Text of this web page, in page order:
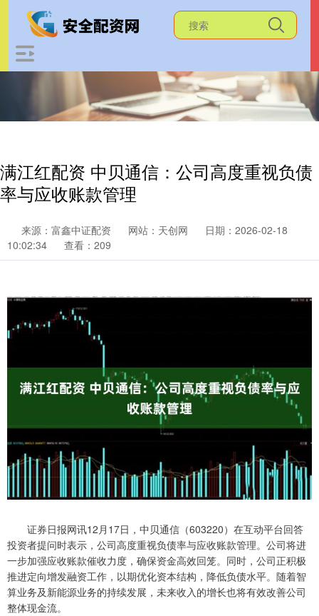
满江红配资 中贝通信：公司高度重视负债
率与应收账款管理
来源：富鑫中证配资 网站：天创网
日期：2026-02-18
10:02:34
查看：209
证券日报网讯12月17日，中贝通信（603220）在互动平台回答
投资者提问时表示，公司高度重视负债率与应收账款管理。公司将进
一步加强应收账款催收力度，确保资金高效回笼。同时，公司正积极
推进定向增发融资工作，以期优化资本结构，降低负债水平。随着智
算业务及新能源业务的持续发展，未来收入的增长也将有效改善公司
整体现金流。